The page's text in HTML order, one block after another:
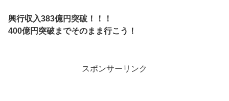
興行収入383億円突破！！！
400億円突破までそのまま行こう！
スポンサーリンク